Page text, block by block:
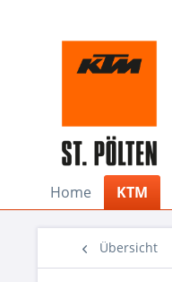
Home KTM
Übersicht